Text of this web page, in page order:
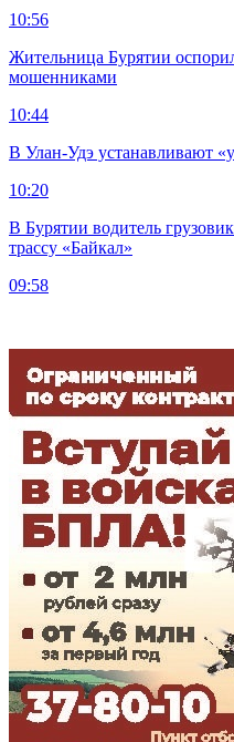
10:56
Жительница Бурятии
мошенниками
10:44
В Улан-Удэ устанавливают
10:20
В Бурятии водитель
трассу «Байкал»
09:58